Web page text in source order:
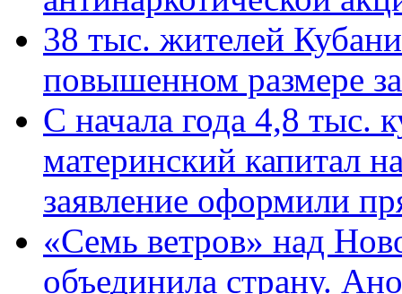
38 тыс. жителей
повышенном размере
С начала года 4,8 тыс.
материнский капитал
заявление оформили
«Семь ветров» над
объединила страну.